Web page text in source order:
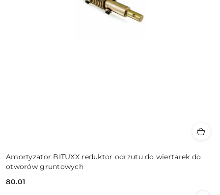
Amortyzator BITUXX reduktor odrzutu do wiertarek do
otworów gruntowych
Cena:
80.01